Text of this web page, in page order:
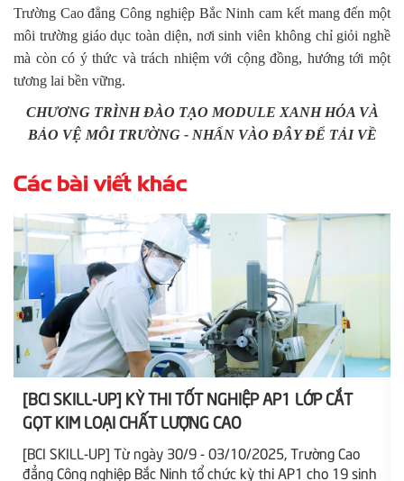
Trường Cao đẳng Công nghiệp Bắc Ninh cam kết mang đến một
môi trường giáo dục toàn diện, nơi sinh viên không chỉ giỏi nghề
mà còn có ý thức và trách nhiệm với cộng đồng, hướng tới một
tương lai bền vững.
CHƯƠNG TRÌNH ĐÀO TẠO MODULE XANH HÓA VÀ
BẢO VỆ MÔI TRƯỜNG - NHẤN VÀO ĐÂY ĐỂ TẢI VỀ
Các bài viết khác
[BCI SKILL-UP] KỲ THI TỐT NGHIỆP AP1 LỚP CẮT
GỌT KIM LOẠI CHẤT LƯỢNG CAO
[BCI SKILL-UP] Từ ngày 30/9 - 03/10/2025, Trường Cao
đẳng Công nghiệp Bắc Ninh tổ chức kỳ thi AP1 cho 19 sinh